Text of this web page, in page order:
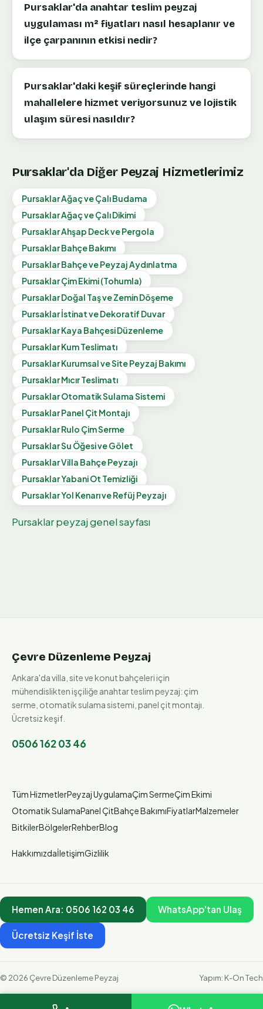
Pursaklar'da anahtar teslim peyzaj
uygulaması m² fiyatları nasıl hesaplanır ve
ilçe çarpanının etkisi nedir?
Pursaklar'daki keşif süreçlerinde hangi
mahallelere hizmet veriyorsunuz ve lojistik
ulaşım süresi nasıldır?
Pursaklar'da Diğer Peyzaj Hizmetlerimiz
PursaklarAğaç ve Çalı Budama
PursaklarAğaç ve Çalı Dikimi
PursaklarAhşap Deck ve Pergola
PursaklarBahçe Bakımı
PursaklarBahçe ve Peyzaj Aydınlatma
PursaklarÇim Ekimi (Tohumla)
PursaklarDoğal Taş ve Zemin Döşeme
Pursaklarİstinat ve Dekoratif Duvar
PursaklarKaya Bahçesi Düzenleme
PursaklarKum Teslimatı
PursaklarKurumsal ve Site Peyzaj Bakımı
PursaklarMıcır Teslimatı
PursaklarOtomatik Sulama Sistemi
PursaklarPanel Çit Montajı
PursaklarRulo Çim Serme
PursaklarSu Öğesi ve Gölet
PursaklarVilla Bahçe Peyzajı
PursaklarYabani Ot Temizliği
PursaklarYol Kenarı ve Refüj Peyzajı
Pursaklarpeyzaj genel sayfası
Çevre Düzenleme Peyzaj
Ankara'da villa, site ve konut bahçeleri için
mühendislikten işçiliğe anahtar teslim peyzaj: çim
serme, otomatik sulama sistemi, panel çit montajı.
Ücretsiz keşif.
0506 162 03 46
Tüm HizmetlerPeyzaj UygulamaÇim SermeÇim Ekimi
Otomatik SulamaPanel ÇitBahçe BakımıFiyatlarMalzemeler
BitkilerBölgelerRehberBlog
HakkımızdaİletişimGizlilik
Hemen Ara: 0506 162 03 46 WhatsApp'tan Ulaş
Ücretsiz Keşif İste
© 2026 Çevre Düzenleme Peyzaj Yapım: K-On Tech